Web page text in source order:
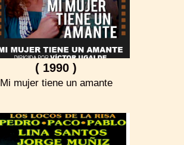
( 1990 )
Mi mujer tiene un amante